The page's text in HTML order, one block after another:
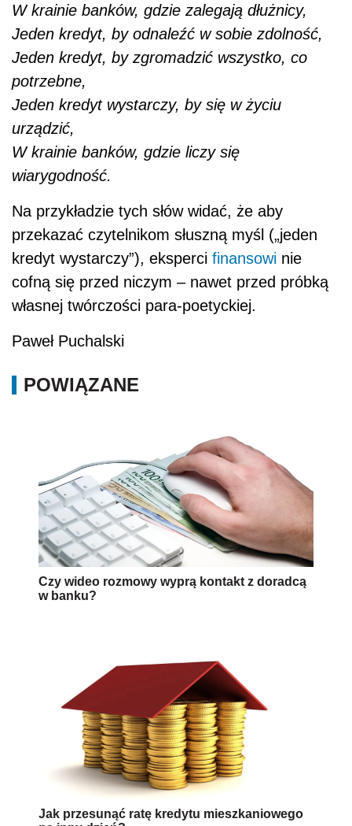
W krainie banków, gdzie zalegają dłużnicy,
Jeden kredyt, by odnaleźć w sobie zdolność,
Jeden kredyt, by zgromadzić wszystko, co
potrzebne,
Jeden kredyt wystarczy, by się w życiu
urządzić,
W krainie banków, gdzie liczy się
wiarygodność.
Na przykładzie tych słów widać, że aby
przekazać czytelnikom słuszną myśl („jeden
kredyt wystarczy”), eksperci finansowi nie
cofną się przed niczym – nawet przed próbką
własnej twórczości para-poetyckiej.
Paweł Puchalski
POWIĄZANE
Czy wideo rozmowy wyprą kontakt z doradcą
w banku?
Jak przesunąć ratę kredytu mieszkaniowego